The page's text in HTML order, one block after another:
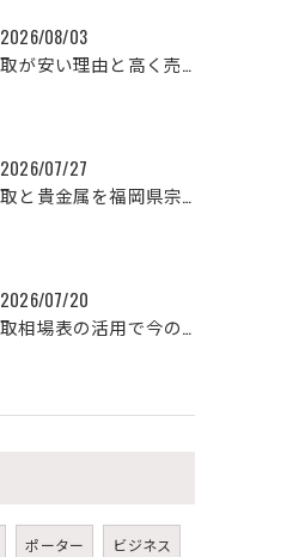
2026/08/03
買取が安い理由と高く売るための見極め方と相場比較法
2026/07/27
買取と貴金属を福岡県宗像市朝倉市で納得価格にするポイントと高値売却の極意
2026/07/20
買取相場表の活用で今の愛車を高く売るための最新データ比較と売却タイミング戦略
ポーター ビジネス